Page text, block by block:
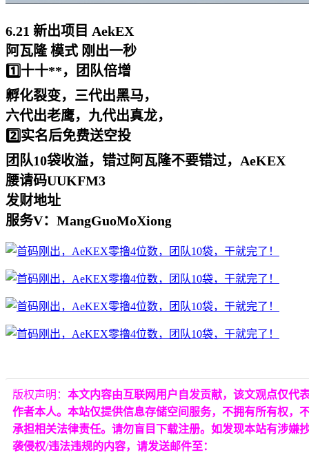
6.21 新出项目 AekEX
阿瓦隆 模式 刚出一秒
1️⃣十十**，团队倍增
孵化裂变，三代出黑马，
六代出老鹰，九代出真龙，
2️⃣实名后免费送空投
团队10袋收溢，错过阿瓦隆不要错过，AeKEX
腰请码UUKFM3
发财地址
服务V：MangGuoMoXiong
版权声明： 本文内容由互联网用户自发贡献，该文观点仅代
作者本人。本站仅提供信息存储空间服务，不拥有所有权，
承担相关法律责任。请勿盲目下载注册。如发现本站有涉嫌
袭侵权/违法违规的内容，请发送邮件至：